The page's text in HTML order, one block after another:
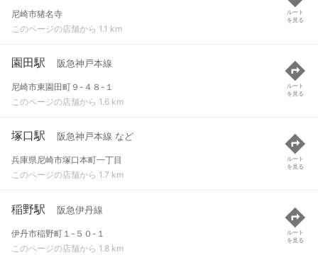
尼崎市猪名寺
このページの店舗から 1.1 km
ルート
を見る
園田駅 阪急神戸本線
尼崎市東園田町９-４８-１
このページの店舗から 1.6 km
ルート
を見る
塚口駅 阪急神戸本線 など
兵庫県尼崎市塚口本町一丁目
このページの店舗から 1.7 km
ルート
を見る
稲野駅 阪急伊丹線
伊丹市稲野町１-５０-１
このページの店舗から 1.8 km
ルート
を見る